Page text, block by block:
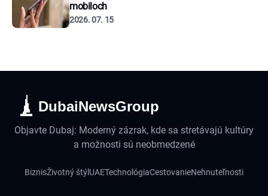
mobiloch
2026. 07. 15
DubaiNewsGroup
Objavte Dubaj: Moderný zázrak, kde sa stretávajú kultúry
a možnosti sú neobmedzené
BiznisŽivotný štýl UAETechnológiaCestovanieNehnuteľnosti